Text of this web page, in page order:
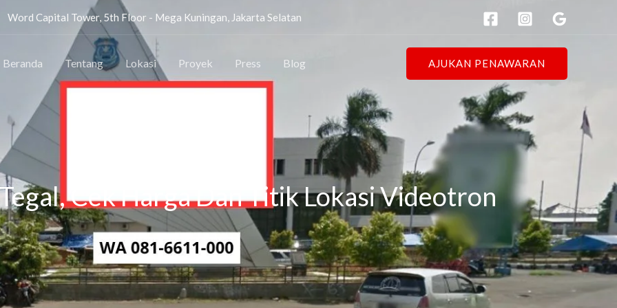
Word Capital Tower, 5th Floor - Mega Kuningan, Jakarta Selatan
Beranda Tentang Lokasi Proyek Press Blog AJUKAN PENAWARAN
Cek Harga Dan Titik Lokasi Videotron